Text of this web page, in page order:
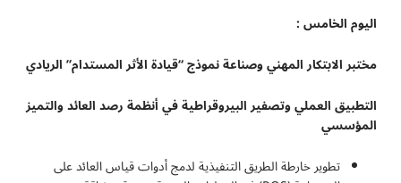
اليوم الخامس :
مختبر الابتكار المهني وصناعة نموذج “قيادة الأثر المستدام” الريادي
التطبيق العملي وتصفير البيروقراطية في أنظمة رصد العائد والتميز
المؤسسي
تطوير خارطة الطريق التنفيذية لدمج أدوات قياس العائد على